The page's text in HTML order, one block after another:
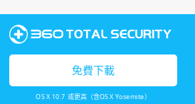
免費下載
OS X 10.7 或更高（含OS X Yosemite）